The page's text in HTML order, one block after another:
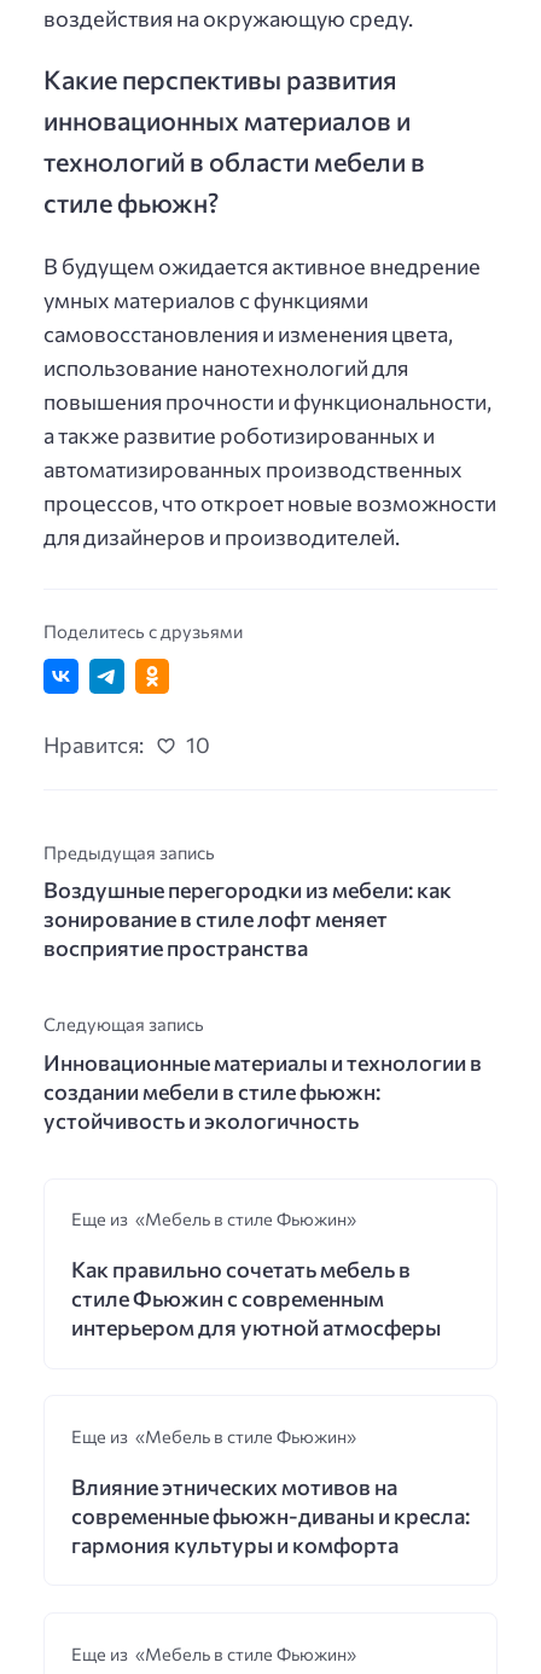
воздействия на окружающую среду.
Какие перспективы развития
инновационных материалов и
технологий в области мебели в
стиле фьюжн?
В будущем ожидается активное внедрение
умных материалов с функциями
самовосстановления и изменения цвета,
использование нанотехнологий для
повышения прочности и функциональности,
а также развитие роботизированных и
автоматизированных производственных
процессов, что откроет новые возможности
для дизайнеров и производителей.
Поделитесь с друзьями
Нравится: 10
Предыдущая запись
Воздушные перегородки из мебели: как
зонирование в стиле лофт меняет
восприятие пространства
Следующая запись
Инновационные материалы и технологии в
создании мебели в стиле фьюжн:
устойчивость и экологичность
Еще из «Мебель в стиле Фьюжин»
Как правильно сочетать мебель в
стиле Фьюжин с современным
интерьером для уютной атмосферы
Еще из «Мебель в стиле Фьюжин»
Влияние этнических мотивов на
современные фьюжн-диваны и кресла:
гармония культуры и комфорта
Еще из «Мебель в стиле Фьюжин»